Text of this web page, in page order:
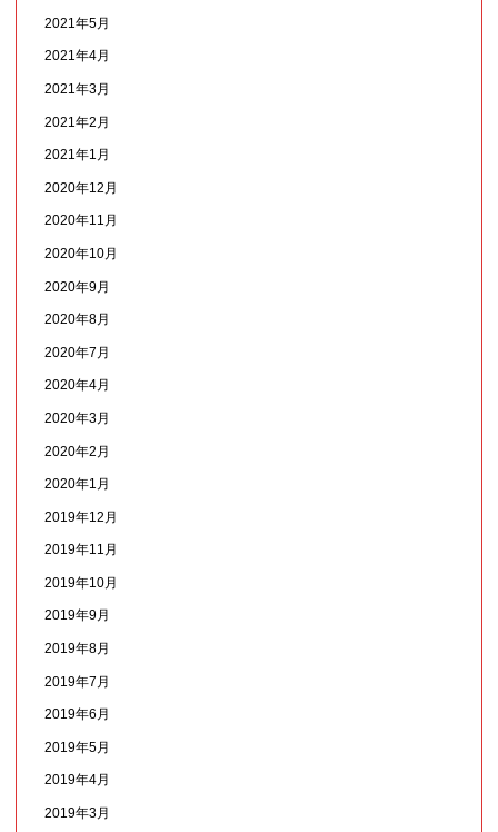
2021年5月
2021年4月
2021年3月
2021年2月
2021年1月
2020年12月
2020年11月
2020年10月
2020年9月
2020年8月
2020年7月
2020年4月
2020年3月
2020年2月
2020年1月
2019年12月
2019年11月
2019年10月
2019年9月
2019年8月
2019年7月
2019年6月
2019年5月
2019年4月
2019年3月